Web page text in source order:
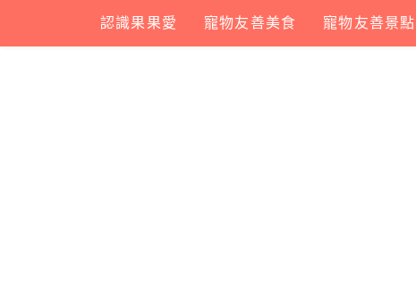
content
認識果果愛 寵物友善美食 寵物友善景點